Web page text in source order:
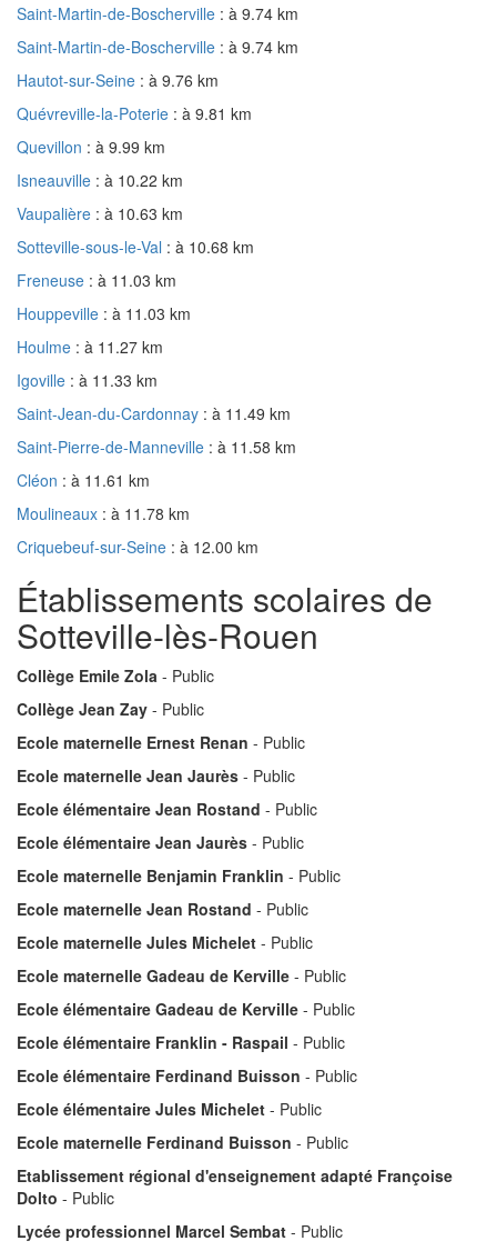
Saint-Martin-de-Boscherville : à 9.74 km
Saint-Martin-de-Boscherville : à 9.74 km
Hautot-sur-Seine : à 9.76 km
Quévreville-la-Poterie : à 9.81 km
Quevillon : à 9.99 km
Isneauville : à 10.22 km
Vaupalière : à 10.63 km
Sotteville-sous-le-Val : à 10.68 km
Freneuse : à 11.03 km
Houppeville : à 11.03 km
Houlme : à 11.27 km
Igoville : à 11.33 km
Saint-Jean-du-Cardonnay : à 11.49 km
Saint-Pierre-de-Manneville : à 11.58 km
Cléon : à 11.61 km
Moulineaux : à 11.78 km
Criquebeuf-sur-Seine : à 12.00 km
Établissements scolaires de
Sotteville-lès-Rouen
Collège Emile Zola - Public
Collège Jean Zay - Public
Ecole maternelle Ernest Renan - Public
Ecole maternelle Jean Jaurès - Public
Ecole élémentaire Jean Rostand - Public
Ecole élémentaire Jean Jaurès - Public
Ecole maternelle Benjamin Franklin - Public
Ecole maternelle Jean Rostand - Public
Ecole maternelle Jules Michelet - Public
Ecole maternelle Gadeau de Kerville - Public
Ecole élémentaire Gadeau de Kerville - Public
Ecole élémentaire Franklin - Raspail - Public
Ecole élémentaire Ferdinand Buisson - Public
Ecole élémentaire Jules Michelet - Public
Ecole maternelle Ferdinand Buisson - Public
Etablissement régional d'enseignement adapté Françoise
Dolto - Public
Lycée professionnel Marcel Sembat - Public